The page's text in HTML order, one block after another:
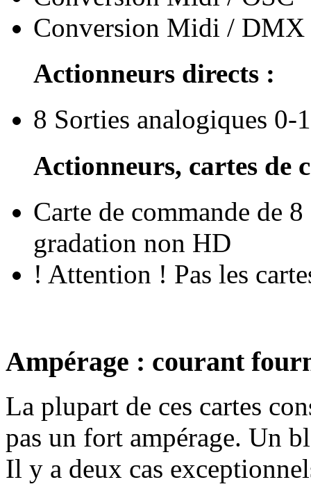
Conversion Midi / DMX
Actionneurs directs :
8 Sorties analogiques 0-
Actionneurs, cartes de
Carte de commande de
gradation non HD
! Attention ! Pas les
Ampérage : courant
La plupart de ces cartes
pas un fort ampérage. Un
Il y a deux cas